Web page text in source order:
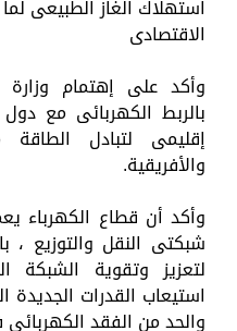
استهلاك الغاز الطبيعى
الاقتصادى
وأكد على إهتمام وزارة
بالربط الكهربائى مع
إقليمى لتبادل الطاقة
والأفريقية.
وأكد أن قطاع الكهرباء
شبكتى النقل والتوزيع ،
لتعزيز وتقوية الشبكة
استيعاب القدرات
والحد من الفقد